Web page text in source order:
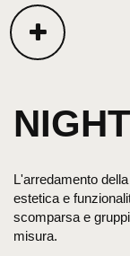
NIGHT
L'arredamento
estetica e
scomparsa e
misura.